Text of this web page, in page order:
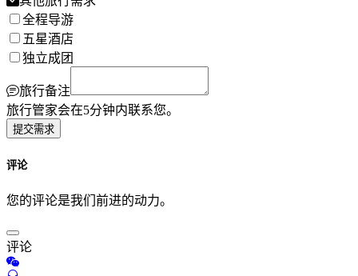
全程导游
五星酒店
独立成团
旅行备注
旅行管家会在5分钟内联系您。
提交需求
评论
您的评论是我们前进的动力。
评论